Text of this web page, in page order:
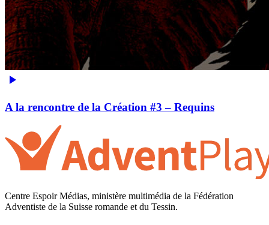
A la rencontre de la Création #3 – Requins
Centre Espoir Médias, ministère multimédia de la Fédération
Adventiste de la Suisse romande et du Tessin.